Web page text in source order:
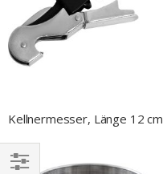
Kellnermesser, Länge 12 cm